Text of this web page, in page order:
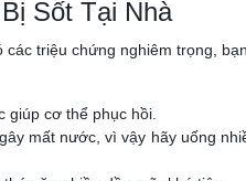
Sốt Tại Nhà
các triệu chứng nghiêm trọng,
giúp cơ thể phục hồi.
mất nước, vì vậy hãy uống